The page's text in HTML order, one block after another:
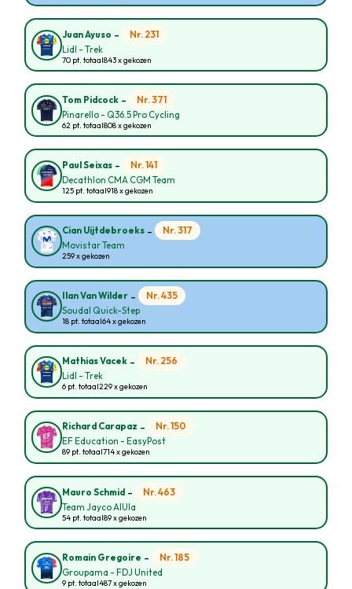
Juan Ayuso - Nr. 231
Lidl - Trek
70 pt. totaal843 x gekozen
Tom Pidcock - Nr. 371
Pinarello - Q36.5 Pro Cycling
62 pt. totaal808 x gekozen
Paul Seixas - Nr. 141
Decathlon CMA CGM Team
125 pt. totaal918 x gekozen
Cian Uijtdebroeks - Nr. 317
Movistar Team
259 x gekozen
Ilan Van Wilder - Nr. 435
Soudal Quick-Step
18 pt. totaal64 x gekozen
Mathias Vacek - Nr. 256
Lidl - Trek
6 pt. totaal229 x gekozen
Richard Carapaz - Nr. 150
EF Education - EasyPost
89 pt. totaal714 x gekozen
Mauro Schmid - Nr. 463
Team Jayco AlUla
54 pt. totaal89 x gekozen
Romain Gregoire - Nr. 185
Groupama - FDJ United
9 pt. totaal487 x gekozen